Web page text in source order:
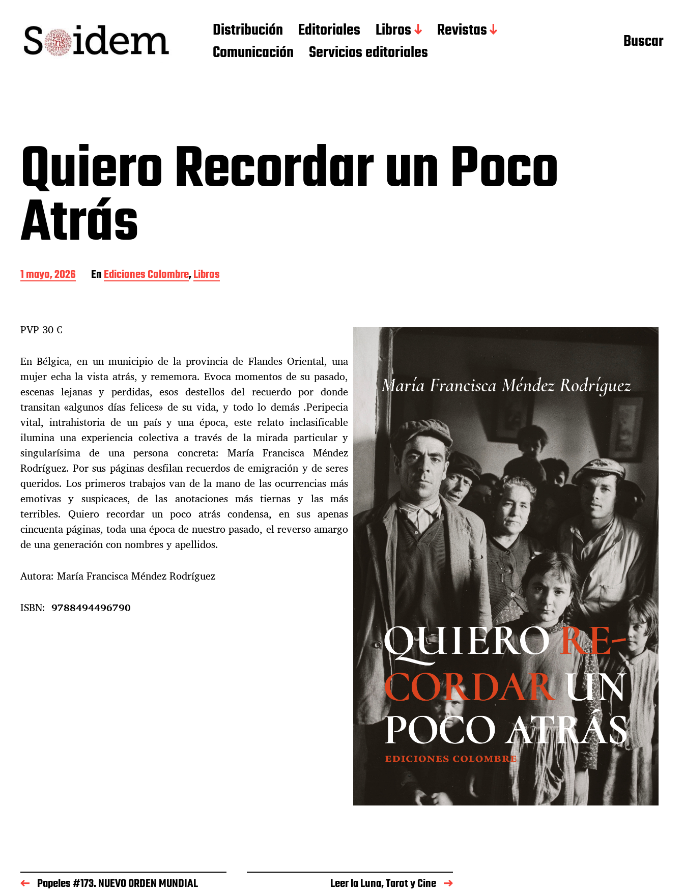
Distribución Editoriales Libros
Revistas
Comunicación
Servicios editoriales Buscar
Quiero Recordar un Poco
Atrás
F
e
d
a
e
n
t
r
a
d
a
1 mayo, 2026 EnEdiciones Colombre,Libros
PVP 30 €
En Bélgica, en un municipio de la provincia de Flandes Oriental, una
mujer echa la vista atrás, y rememora. Evoca momentos de su pasado,
escenas lejanas y perdidas, esos destellos del recuerdo por donde
transitan «algunos días felices» de su vida, y todo lo demás .Peripecia
vital, intrahistoria de un país y una época, este relato inclasificable
ilumina una experiencia colectiva a través de la mirada particular y
singularísima de una persona concreta: María Francisca Méndez
Rodríguez. Por sus páginas desfilan recuerdos de emigración y de seres
queridos. Los primeros trabajos van de la mano de las ocurrencias más
emotivas y suspicaces, de las anotaciones más tiernas y las más
terribles. Quiero recordar un poco atrás condensa, en sus apenas
cincuenta páginas, toda una época de nuestro pasado, el reverso amargo
de una generación con nombres y apellidos.
Autora: María Francisca Méndez Rodríguez
ISBN: 9788494496790
Papeles #173. NUEVO ORDEN MUNDIAL Leer la Luna, Tarot y Cine